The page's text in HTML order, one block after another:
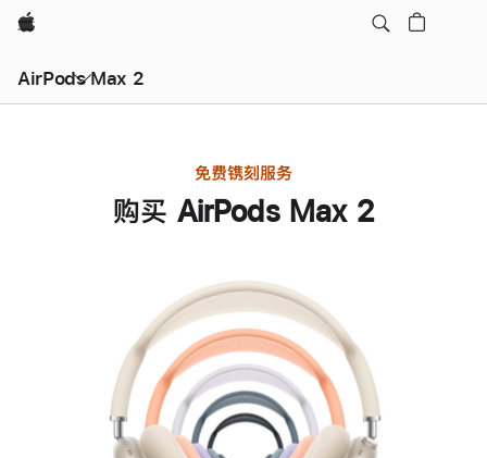
Apple
AirPods Max 2
免费镌刻服务
购买 AirPods Max 2